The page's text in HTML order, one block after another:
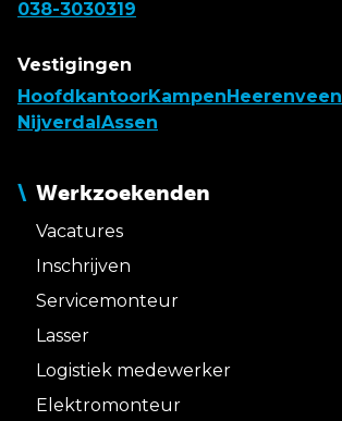
038-3030319
Vestigingen
HoofdkantoorKampen Heerenveen
Nijverdal Assen
Werkzoekenden
Vacatures
Inschrijven
Servicemonteur
Lasser
Logistiek medewerker
Elektromonteur